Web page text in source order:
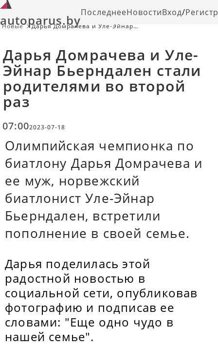
autoparus.byПоследнееНовостиВход/
Новые
Дарья Домрачева и Уле-Эйнар
Дарья Домрачева и Уле-
Эйнар Бьерндален стали
родителями во второй
раз
07:002023-07-18
Олимпийская чемпионка по
биатлону Дарья Домрачева и
ее муж, норвежский
биатлонист Уле-Эйнар
Бьерндален, встретили
пополнение в своей семье.
Дарья поделилась этой
радостной новостью в
социальной сети, опубликовав
фотографию и подписав ее
словами: "Еще одно чудо в
нашей семье".